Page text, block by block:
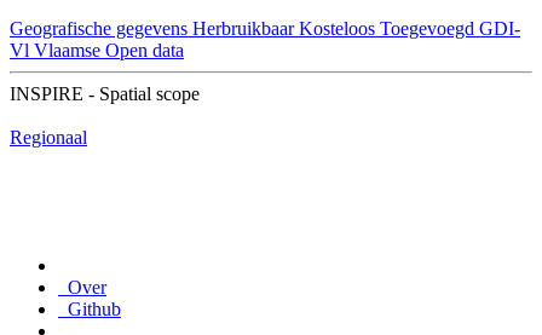
Geografische gegevens Herbruikbaar Kosteloos Toegevoegd GDI-
Vl Vlaamse Open data
INSPIRE - Spatial scope
Regionaal
Over
Github